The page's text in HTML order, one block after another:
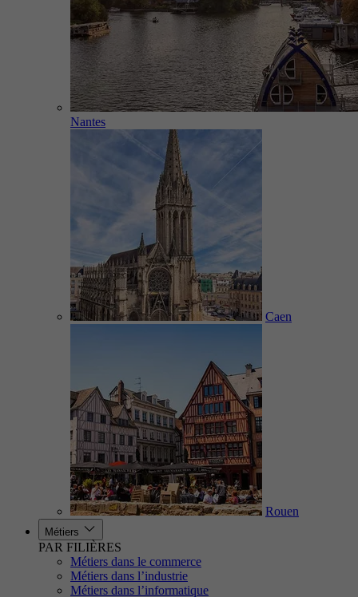
Nantes
Caen
Rouen
Métiers
PAR FILIÈRES
Métiers dans le commerce
Métiers dans l’industrie
Métiers dans l’informatique